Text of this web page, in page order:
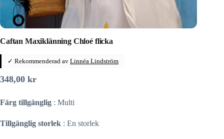
Caftan Maxiklänning Chloé flicka
✓ Rekommenderad av Linnéa Lindström
348,00 kr
Färg tillgänglig : Multi
Tillgänglig storlek : En storlek